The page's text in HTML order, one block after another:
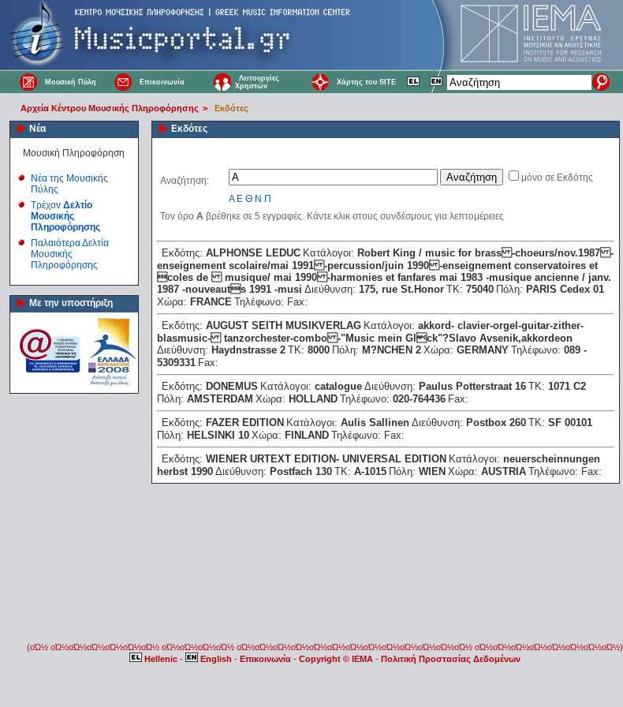
Μουσική Πύλη Επικοινωνία
Λειτουργίες
Χρηστών
Χάρτης του SITE
Αρχεία Κέντρου Μουσικής Πληροφόρησης > Εκδότες
Νέα
Μουσική Πληροφόρηση
Νέα της Μουσικής
Πύλης
Τρέχον Δελτίο
Μουσικής
Πληροφόρησης
Παλαιότερα Δελτία
Μουσικής
Πληροφόρησης
Με την υποστήριξη
Εκδότες
Αναζήτηση:
μόνο σε Εκδότης
Α Ε Θ Ν Π
Τον όρο A βρέθηκε σε 5 εγγραφές. Κάντε κλικ στους συνδέσμους για λεπτομέρειες
Εκδότης: ALPHONSE LEDUC Κατάλογοι: Robert King / music for brass -choeurs/nov.1987 -
enseignement scolaire/mai 1991 -percussion/juin 1990 -enseignement conservatoires et
coles de musique/ mai 1990 -harmonies et fanfares mai 1983 -musique ancienne / janv.
1987 -nouveauts 1991 -musi Διεύθυνση: 175, rue St.Honor ΤΚ: 75040 Πόλη: PARIS Cedex 01
Χώρα: FRANCE Τηλέφωνο: Fax:
Εκδότης: AUGUST SEITH MUSIKVERLAG Κατάλογοι: akkord- clavier-orgel-guitar-zither-
blasmusic- tanzorchester-combo -"Music mein Glck"?Slavo Avsenik,akkordeon
Διεύθυνση: Haydnstrasse 2 ΤΚ: 8000 Πόλη: M?NCHEN 2 Χώρα: GERMANY Τηλέφωνο: 089 -
5309331 Fax:
Εκδότης: DONEMUS Κατάλογοι: catalogue Διεύθυνση: Paulus Potterstraat 16 ΤΚ: 1071 C2
Πόλη: AMSTERDAM Χώρα: HOLLAND Τηλέφωνο: 020-764436 Fax:
Εκδότης: FAZER EDITION Κατάλογοι: Aulis Sallinen Διεύθυνση: Postbox 260 ΤΚ: SF 00101
Πόλη: HELSINKI 10 Χώρα: FINLAND Τηλέφωνο: Fax:
Εκδότης: WIENER URTEXT EDITION- UNIVERSAL EDITION Κατάλογοι: neuerscheinnungen
herbst 1990 Διεύθυνση: Postfach 130 ΤΚ: A-1015 Πόλη: WIEN Χώρα: AUSTRIA Τηλέφωνο: Fax:
(οΏ½ οΏ½οΏ½οΏ½οΏ½οΏ½οΏ½ οΏ½οΏ½οΏ½οΏ½ οΏ½οΏ½οΏ½οΏ½οΏ½οΏ½οΏ½οΏ½οΏ½οΏ½οΏ½οΏ½οΏ½ οΏ½οΏ½οΏ½οΏ½οΏ½οΏ½οΏ½οΏ½)
Hellenic - English - Επικοινωνία - Copyright © IEMA - Πολιτική Προστασίας Δεδομένων